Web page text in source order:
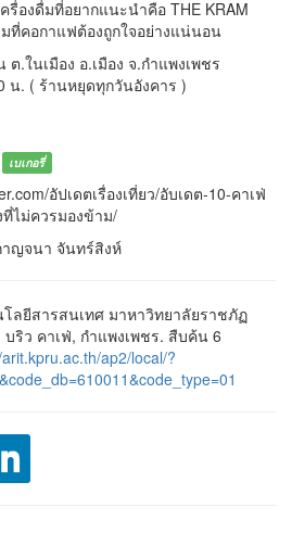
องดื่มที่อยากแนะนำคือ THE KRAM
มที่คอกาแฟต้องถูกใจอย่างแน่นอน
.ในเมือง อ.เมือง จ.กำแพงเพชร
น. ( ร้านหยุดทุกวันอังคาร )
เบเกอรี่
อัปเดตเรื่องเที่ยว/อับเดต-10-คาเฟ่
ที่ไม่ควรมองข้าม/
ญจนา จันทร์สิงห์
ลยีสารสนเทศ มาหาวิทยาลัยราชภัฏ
ริว คาเฟ่, กำแพงเพชร. สืบค้น 6
ap2/local/?